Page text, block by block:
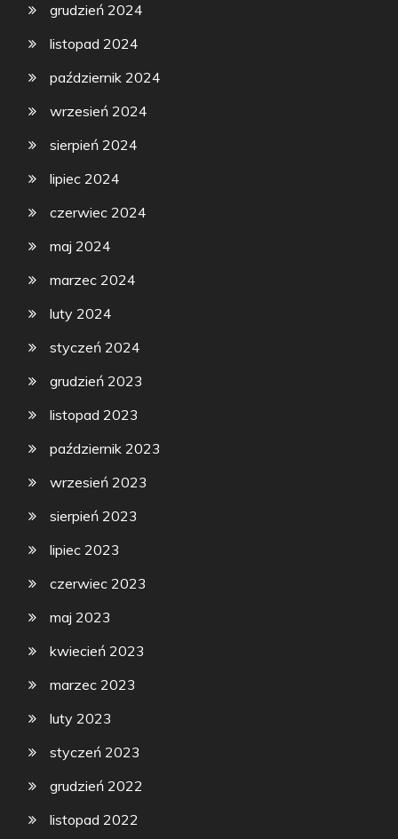
grudzień 2024
listopad 2024
październik 2024
wrzesień 2024
sierpień 2024
lipiec 2024
czerwiec 2024
maj 2024
marzec 2024
luty 2024
styczeń 2024
grudzień 2023
listopad 2023
październik 2023
wrzesień 2023
sierpień 2023
lipiec 2023
czerwiec 2023
maj 2023
kwiecień 2023
marzec 2023
luty 2023
styczeń 2023
grudzień 2022
listopad 2022